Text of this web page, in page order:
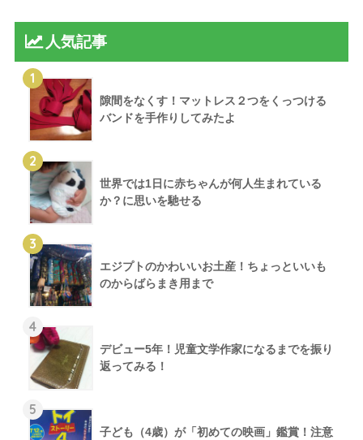
人気記事
1
隙間をなくす！マットレス２つをくっつける
バンドを手作りしてみたよ
2
世界では1日に赤ちゃんが何人生まれている
か？に思いを馳せる
3
エジプトのかわいいお土産！ちょっといいも
のからばらまき用まで
4
デビュー5年！児童文学作家になるまでを振り
返ってみる！
5
子ども（4歳）が「初めての映画」鑑賞！注意